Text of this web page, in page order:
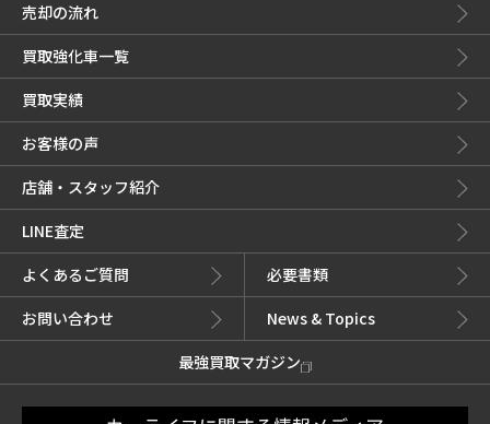
売却の流れ
買取強化車一覧
買取実績
お客様の声
店舗・スタッフ紹介
LINE査定
よくあるご質問
必要書類
お問い合わせ
News & Topics
最強買取マガジン